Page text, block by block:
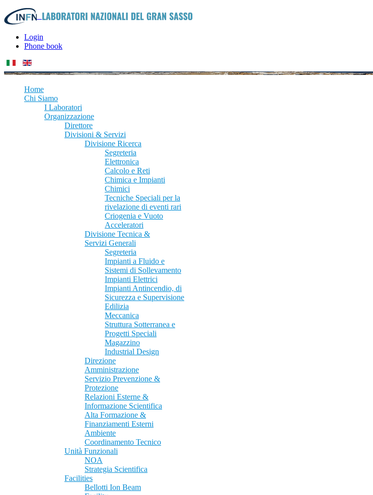
Login
Phone book
Home
Chi Siamo
I Laboratori
Organizzazione
Direttore
Divisioni & Servizi
Divisione Ricerca
Segreteria
Elettronica
Calcolo e Reti
Chimica e Impianti
Chimici
Tecniche Speciali per la
rivelazione di eventi rari
Criogenia e Vuoto
Acceleratori
Divisione Tecnica &
Servizi Generali
Segreteria
Impianti a Fluido e
Sistemi di Sollevamento
Impianti Elettrici
Impianti Antincendio, di
Sicurezza e Supervisione
Edilizia
Meccanica
Struttura Sotterranea e
Progetti Speciali
Magazzino
Industrial Design
Direzione
Amministrazione
Servizio Prevenzione &
Protezione
Relazioni Esterne &
Informazione Scientifica
Alta Formazione &
Finanziamenti Esterni
Ambiente
Coordinamento Tecnico
Unità Funzionali
NOA
Strategia Scientifica
Facilities
Bellotti Ion Beam